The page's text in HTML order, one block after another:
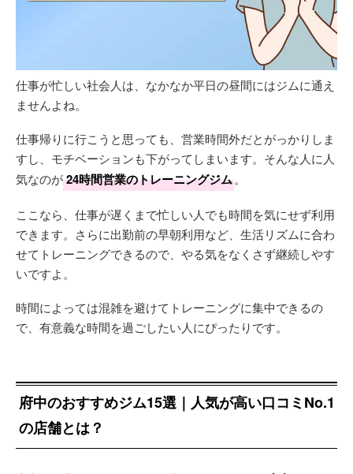
仕事が忙しい社会人は、なかなか平日の昼間にはジムに通え
ませんよね。
仕事帰りに行こうと思っても、営業時間外だとがっかりしま
すし、モチベーションも下がってしまいます。そんな人に人
気なのが24時間営業のトレーニングジム。
ここなら、仕事が遅くまで忙しい人でも時間を気にせず利用
できます。さらに出勤前の早朝利用など、生活リズムに合わ
せてトレーニングできるので、やる気をなくさず継続しやす
いですよ。
時間によっては混雑を避けてトレーニングに集中できるの
で、有意義な時間を過ごしたい人にぴったりです。
府中のおすすめジム15選｜人気が高い口コミNo.1
の店舗とは？